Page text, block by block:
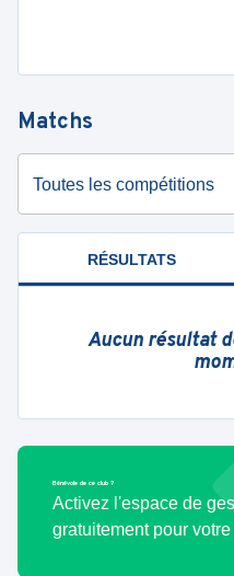
Matchs
Toutes les compétitions
RÉSULTATS
Aucun résultat
Bénévole de ce club ?
Activez l'espace de
gratuitement pour votre